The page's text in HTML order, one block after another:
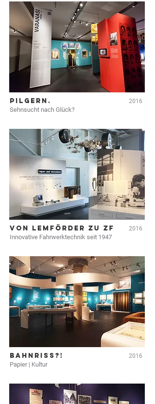
PILGERN. 2016
Sehnsucht nach Glück?
VON LEMFÖRDER ZU ZF 2016
Innovative Fahrwerktechnik seit 1947
BAHNRISS?! 2016
Papier | Kultur